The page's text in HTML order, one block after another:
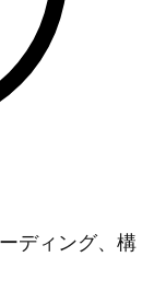
ディング、構